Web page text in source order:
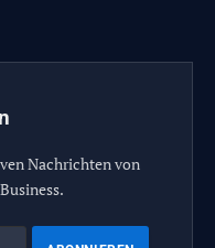
Nachrichten von